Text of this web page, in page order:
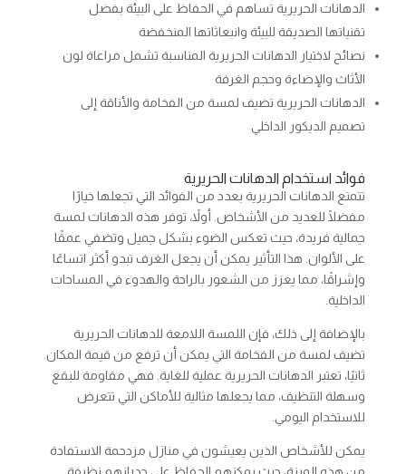
الدهانات الحريرية تساهم في الحفاظ على البيئة بفضل
تقنياتها الصديقة للبيئة وانبعاثاتها المنخفضة
نصائح لاختيار الدهانات الحريرية المناسبة تشمل مراعاة لون
الأثاث والإضاءة وحجم الغرفة
الدهانات الحريرية تضيف لمسة من الفخامة والأناقة إلى
تصميم الديكور الداخلي
فوائد استخدام الدهانات الحريرية
تتمتع الدهانات الحريرية بعدد من الفوائد التي تجعلها خيارًا
مفضلًا للعديد من الأشخاص. أولاً، توفر هذه الدهانات لمسة
جمالية فريدة، حيث تعكس الضوء بشكل جميل وتضفي عمقًا
على الألوان. هذا التأثير يمكن أن يجعل الغرف تبدو أكثر اتساعًا
وإشراقًا، مما يعزز من الشعور بالراحة والهدوء في المساحات
الداخلية.
بالإضافة إلى ذلك، فإن اللمسة اللامعة للدهانات الحريرية
تضيف لمسة من الفخامة التي يمكن أن ترفع من قيمة المكان.
ثانيًا، تعتبر الدهانات الحريرية عملية للغاية. فهي مقاومة للبقع
وسهلة التنظيف، مما يجعلها مثالية للأماكن التي تتعرض
للاستخدام اليومي.
يمكن للأشخاص الذين يعيشون في منازل مزدحمة الاستفادة